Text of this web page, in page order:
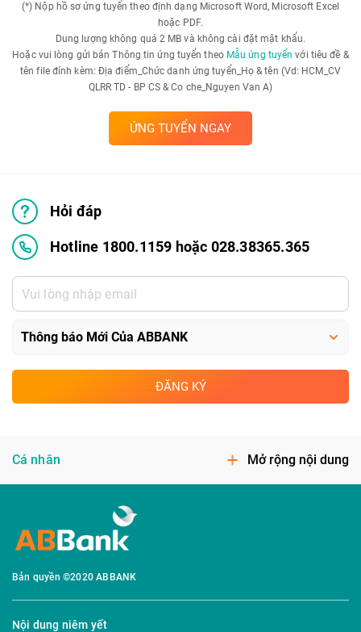
(*) Nộp hồ sơ ứng tuyển theo định dạng Microsoft Word, Microsoft Excel
hoặc PDF.
Dung lượng không quá 2 MB và không cài đặt mật khẩu.
Hoặc vui lòng gửi bản Thông tin ứng tuyển theo Mẫu ứng tuyển với tiêu đề &
tên file đính kèm: Địa điểm_Chức danh ứng tuyển_Họ & tên (Vd: HCM_CV
QLRR TD - BP CS & Co che_Nguyen Van A)
ỨNG TUYỂN NGAY
Hỏi đáp
Hotline 1800.1159 hoặc 028.38365.365
ĐĂNG KÝ
Cá nhân Mở rộng nội dung
Bản quyền ©2020 ABBANK
Nội dung niêm yết